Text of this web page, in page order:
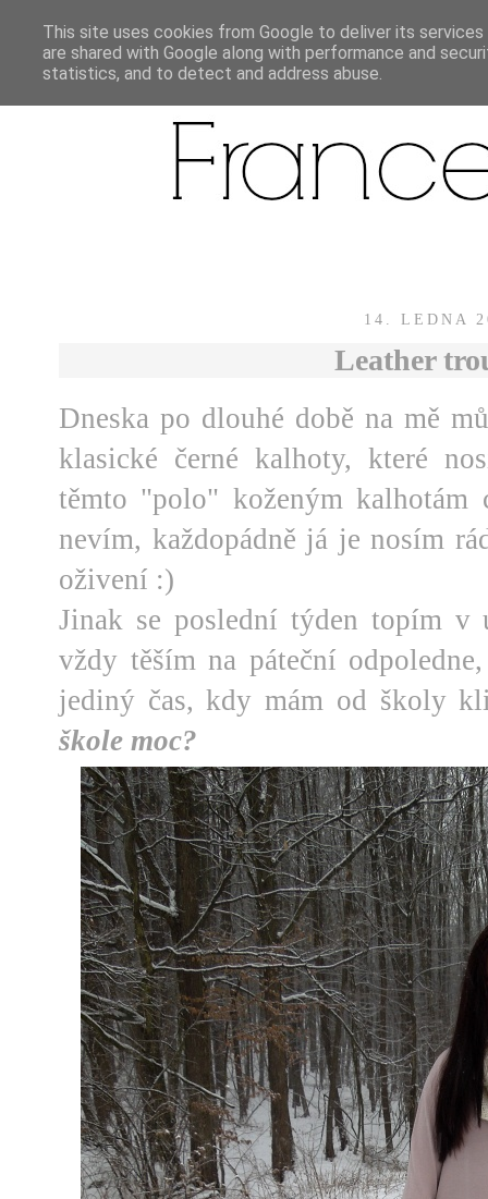
14. LEDNA
Leather
Dneska po dlouhé době na mě
klasické černé kalhoty, které
těmto "polo" koženým
nevím, každopádně já je nosím
oživení :)
Jinak se poslední týden topím v
vždy těším na páteční
jediný čas, kdy mám od školy
škole moc?
This site uses cookies from Google to deliver its
are shared with Google along with performance and
statistics, and to detect and address abuse.